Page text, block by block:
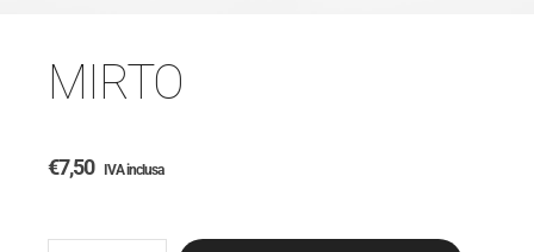
MIRTO
€7,50 IVA inclusa